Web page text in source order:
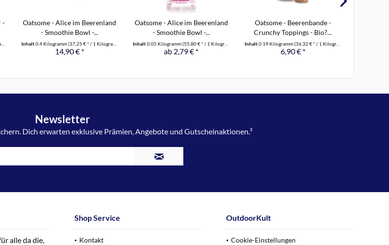
-
Oatsome - Alice im Beerenland
- Smoothie Bowl -...
Inhalt0.4 Kilogramm(37,25 € * / 1 Kilogramm)
14,90 € *
Oatsome - Alice im Beerenland
- Smoothie Bowl -...
Inhalt0.05 Kilogramm(55,80 € * / 1 Kilogramm)
ab 2,79 € *
Oatsome - Beerenbande -
Crunchy Toppings - Bio?...
Inhalt0.19 Kilogramm(36,32 € * / 1 Kilogramm)
6,90 € *
Newsletter
Dich erwarten exklusive Prämien, Angebote und Gutscheinaktionen.²
alle da die,
Shop Service
Kontakt
OutdoorKult
Cookie-Einstellungen